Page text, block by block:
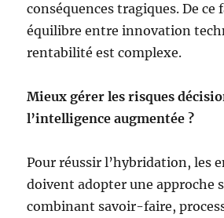
conséquences tragiques. De
équilibre entre innovation
rentabilité est complexe.
Mieux gérer les risques
l’intelligence augmentée ?
Pour réussir l’hybridation, les
doivent adopter une approche
combinant savoir-faire,